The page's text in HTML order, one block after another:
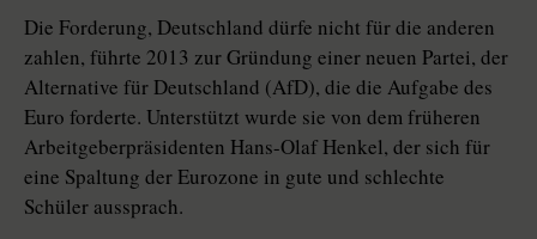
Die Forderung, Deutschland dürfe nicht für die anderen
zahlen, führte 2013 zur Gründung einer neuen Partei, der
Alternative für Deutschland (AfD), die die Aufgabe des
Euro forderte. Unterstützt wurde sie von dem früheren
Arbeitgeberpräsidenten Hans-Olaf Henkel, der sich für
eine Spaltung der Eurozone in gute und schlechte
Schüler aussprach.